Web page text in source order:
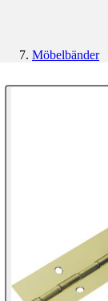
Möbelbänder